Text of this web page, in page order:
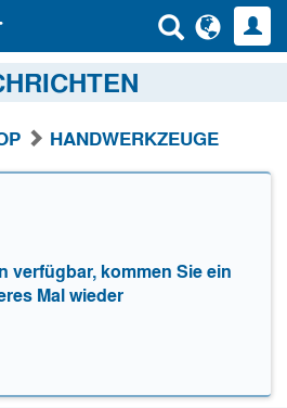
HANDWERKZEUGE
verfügbar, kommen Sie ein
Mal wieder